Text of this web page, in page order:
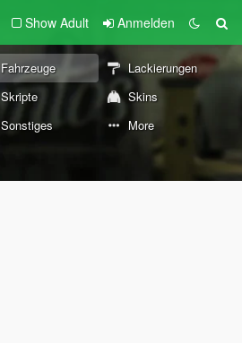
Show Adult Anmelden
Fahrzeuge
Lackierungen
Skripte
Skins
Sonstiges More